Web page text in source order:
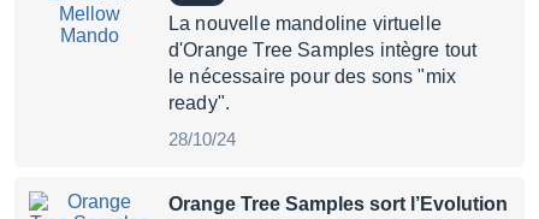
La nouvelle mandoline virtuelle
d'Orange Tree Samples intègre tout
le nécessaire pour des sons "mix
ready".
28/10/24
Orange Tree Samples sort l’Evolution